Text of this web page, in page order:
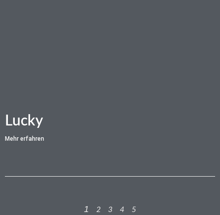
Lucky
Mehr erfahren
1 2 3 4 5